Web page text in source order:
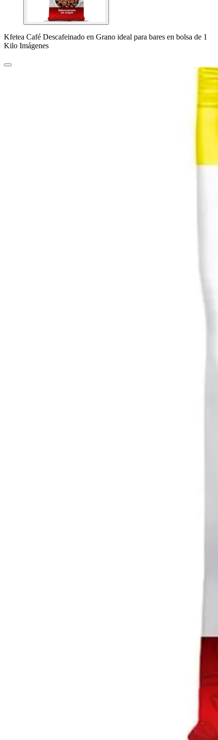
Kfetea Café Descafeinado en Grano ideal para bares en bolsa de 1
Kilo Imágenes